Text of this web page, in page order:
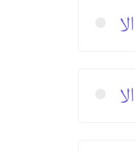
الا
الا